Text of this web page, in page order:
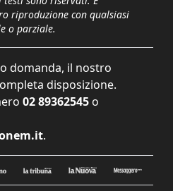
riproduzione con qualsiasi
o parziale.
domanda, il nostro
disposizione.
02 89362545 o
.